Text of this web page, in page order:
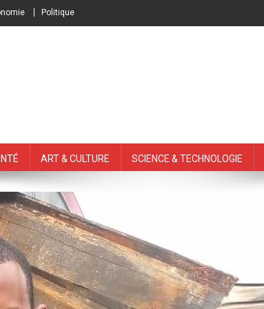
Politique
Art & Culture Science & Technologie